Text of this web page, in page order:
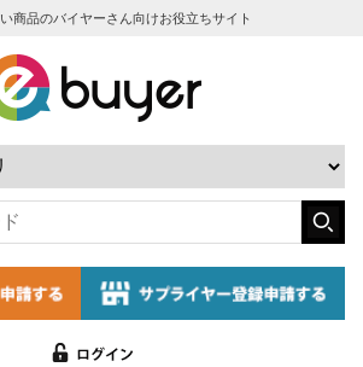
商品のバイヤーさん向けお役立ちサイト